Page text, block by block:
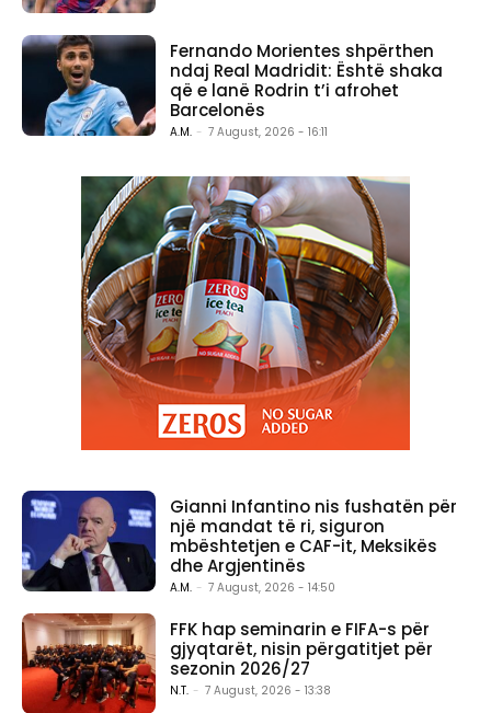
Fernando Morientes shpërthen
ndaj Real Madridit: Është shaka
që e lanë Rodrin t’i afrohet
Barcelonës
A.M. - 7 August, 2026 - 16:11
Gianni Infantino nis fushatën për
një mandat të ri, siguron
mbështetjen e CAF-it, Meksikës
dhe Argjentinës
A.M. - 7 August, 2026 - 14:50
FFK hap seminarin e FIFA-s për
gjyqtarët, nisin përgatitjet për
sezonin 2026/27
N.T. - 7 August, 2026 - 13:38